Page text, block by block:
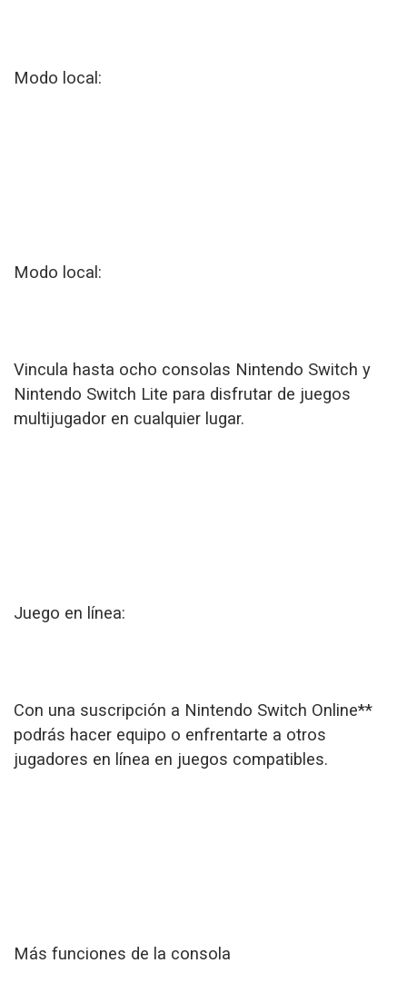
Modo local:
Modo local:
Vincula hasta ocho consolas Nintendo Switch y
Nintendo Switch Lite para disfrutar de juegos
multijugador en cualquier lugar.
Juego en línea:
Con una suscripción a Nintendo Switch Online**
podrás hacer equipo o enfrentarte a otros
jugadores en línea en juegos compatibles.
Más funciones de la consola